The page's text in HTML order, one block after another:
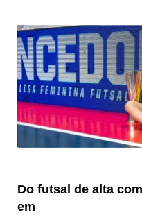
Do futsal de alta
em